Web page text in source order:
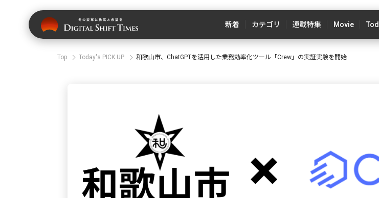
新着 カテゴリ 連載特集 Movie
Top Today's PICK UP 和歌山市、ChatGPTを活用した業務効率化ツール「Crew」の実証実験を開始